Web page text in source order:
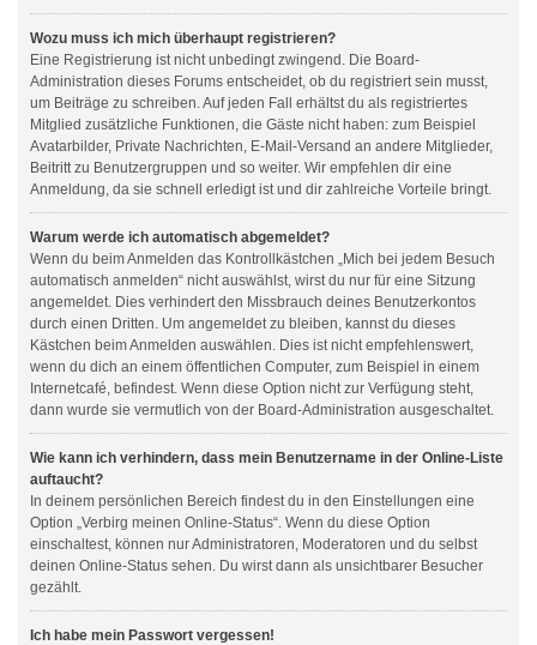
Wozu muss ich mich überhaupt registrieren?
Eine Registrierung ist nicht unbedingt zwingend. Die Board-
Administration dieses Forums entscheidet, ob du registriert sein musst,
um Beiträge zu schreiben. Auf jeden Fall erhältst du als registriertes
Mitglied zusätzliche Funktionen, die Gäste nicht haben: zum Beispiel
Avatarbilder, Private Nachrichten, E-Mail-Versand an andere Mitglieder,
Beitritt zu Benutzergruppen und so weiter. Wir empfehlen dir eine
Anmeldung, da sie schnell erledigt ist und dir zahlreiche Vorteile bringt.
Warum werde ich automatisch abgemeldet?
Wenn du beim Anmelden das Kontrollkästchen „Mich bei jedem Besuch
automatisch anmelden“ nicht auswählst, wirst du nur für eine Sitzung
angemeldet. Dies verhindert den Missbrauch deines Benutzerkontos
durch einen Dritten. Um angemeldet zu bleiben, kannst du dieses
Kästchen beim Anmelden auswählen. Dies ist nicht empfehlenswert,
wenn du dich an einem öffentlichen Computer, zum Beispiel in einem
Internetcafé, befindest. Wenn diese Option nicht zur Verfügung steht,
dann wurde sie vermutlich von der Board-Administration ausgeschaltet.
Wie kann ich verhindern, dass mein Benutzername in der Online-Liste
auftaucht?
In deinem persönlichen Bereich findest du in den Einstellungen eine
Option „Verbirg meinen Online-Status“. Wenn du diese Option
einschaltest, können nur Administratoren, Moderatoren und du selbst
deinen Online-Status sehen. Du wirst dann als unsichtbarer Besucher
gezählt.
Ich habe mein Passwort vergessen!